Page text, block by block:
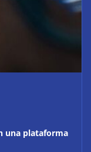
una plataforma